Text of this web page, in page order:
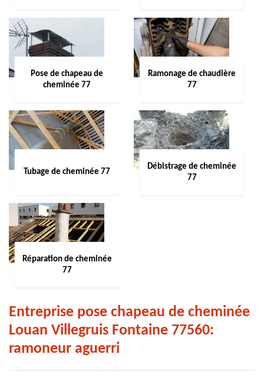
Pose de chapeau de
cheminée 77
Ramonage de chaudière
77
Tubage de cheminée 77
Débistrage de cheminée
77
Réparation de cheminée
77
Entreprise pose chapeau de cheminée
Louan Villegruis Fontaine 77560:
ramoneur aguerri